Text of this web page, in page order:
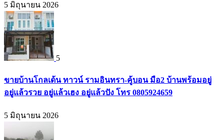
5 มิถุนายน 2026
5
ขายบ้านโกลเด้น ทาวน์ รามอินทรา-คู้บอน มือ2 บ้านพร้อมอยู่
อยู่แล้วรวย อยู่แล้วเฮง อยู่แล้วปัง โทร 0805924659
5 มิถุนายน 2026